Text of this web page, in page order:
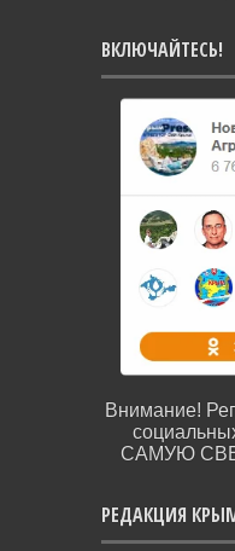
ВКЛЮЧАЙТЕСЬ!
Внимание!
САМУЮ
РЕДАКЦИЯ